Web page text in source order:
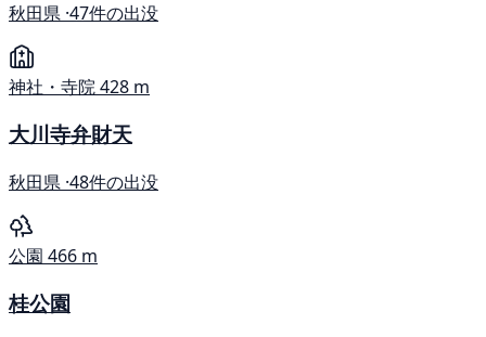
秋田県 ·47件の出没
神社・寺院428 m
大川寺弁財天
秋田県 ·48件の出没
公園 466 m
桂公園